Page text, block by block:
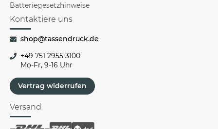
Batteriegesetzhinweise
Kontaktiere uns
shop@tassendruck.de
+49 751 2955 3100
Mo-Fr, 9-16 Uhr
Vertrag widerrufen
Versand